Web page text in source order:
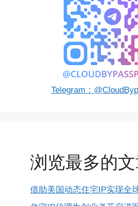
Telegram：
浏览最多的
借助美国动态住宅IP实现全